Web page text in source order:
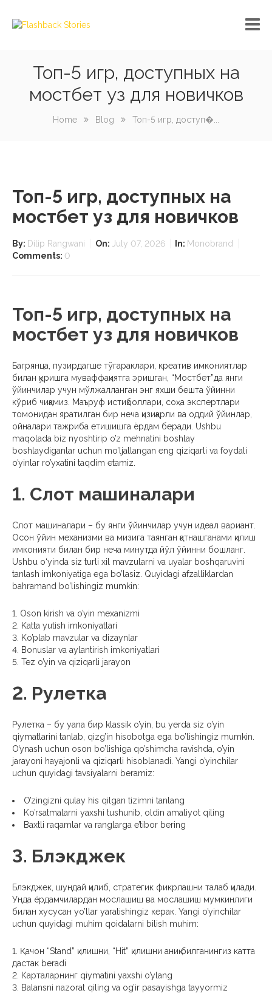
No custom menu created!
Топ-5 игр, доступных на
мостбет уз для новичков
Home Blog Топ-5 игр, доступ�...
Топ-5 игр, доступных на
мостбет уз для новичков
By: Dilip Rangwani On: July 07, 2026 In: Monobrand
Comments: 0
Топ-5 игр, доступных на
мостбет уз для новичков
Багрянца, пузирдагше тўгараклари, креатив имкониятлар
билан қуришга муваффақиятга эришган, “Мостбет”да янги
ўйинчилар учун мўлжалланган энг яхши бешта ўйинни
кўриб чиқамиз. Маъруф истиқболлари, соҳа экспертлари
томонидан яратилган бир неча қизиқарли ва оддий ўйинлар,
ойналари тажриба етишишга ёрдам беради. Ushbu
maqolada biz nyoshtirip o’z mehnatini boshlay
boshlaydiganlar uchun mo’ljallangan eng qiziqarli va foydali
o’yinlar ro’yxatini taqdim etamiz.
1. Слот машиналари
Слот машиналари – бу янги ўйинчилар учун идеал вариант.
Осон ўйин механизми ва мизига таянган қатнашганами қилиш
имконияти билан бир неча минутда йўл ўйинни бошланг.
Ushbu o‘yinda siz turli xil mavzularni va uyalar boshqaruvini
tanlash imkoniyatiga ega bo’lasiz. Quyidagi afzalliklardan
bahramand bo’lishingiz mumkin:
Oson kirish va o’yin mexanizmi
Katta yutish imkoniyatlari
Ko’plab mavzular va dizaynlar
Bonuslar va aylantirish imkoniyatlari
Tez o’yin va qiziqarli jarayon
2. Рулетка
Рулетка – бу yana бир klassik o’yin, bu yerda siz o’yin
qiymatlarini tanlab, qizg’in hisobotga ega bo’lishingiz mumkin.
O’ynash uchun oson bo’lishiga qo’shimcha ravishda, o’yin
jarayoni hayajonli va qiziqarli hisoblanadi. Yangi o’yinchilar
uchun quyidagi tavsiyalarni beramiz:
O’zingizni qulay his qilgan tizimni tanlang
Ko’rsatmalarni yaxshi tushunib, oldin amaliyot qiling
Baxtli raqamlar va ranglarga e’tibor bering
3. Блэкджек
Блэкджек, шундай қилиб, стратегик фикрлашни талаб қилади.
Унда ёрдамчилардан мослашиш ва мослашиш мумкинлиги
билан хусусан yo’llar yaratishingiz керак. Yangi o’yinchilar
uchun quyidagi muhim qoidalarni bilish muhim:
Қачон “Stand” қилишни, “Hit” қилишни аниқ билганингиз катта
дастак beradi
Карталарнинг qiymatini yaxshi o’ylang
Balansni nazorat qiling va og’ir pasayishga tayyormiz